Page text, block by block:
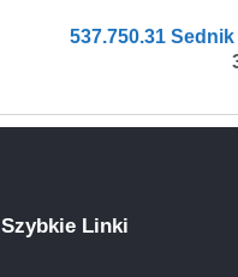
537.750.31 Sednik
Szybkie Linki